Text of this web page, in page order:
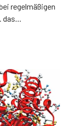
regelmäßigen
das